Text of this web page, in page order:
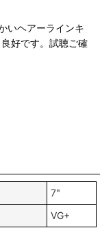
いヘアーラインキ
好です。試聴ご確
7"
VG+